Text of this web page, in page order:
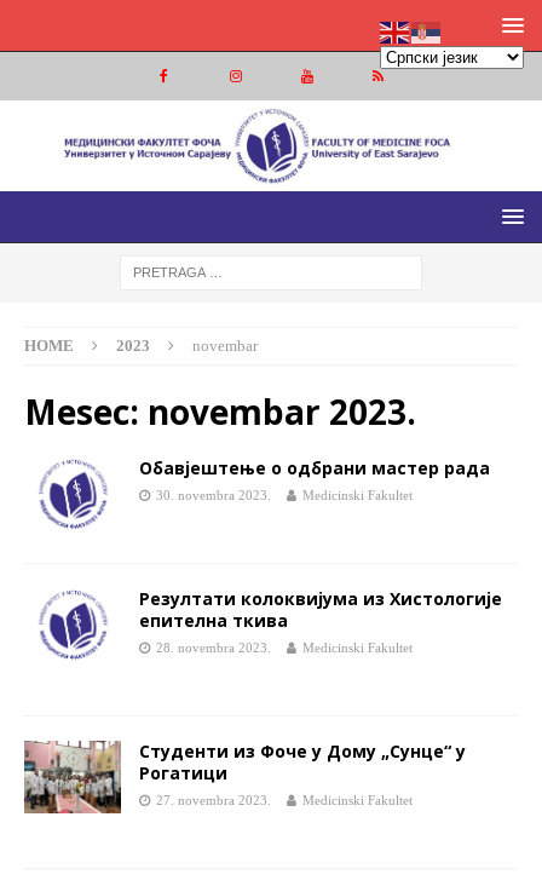
МЕДИЦИНСКИ ФАКУЛТЕТ ФОЧА
МЕДИЦИНСКИ ФАКУЛТЕТ УНИВЕРЗИТЕТА У ИСТОЧНОМ
HOME 2023 novembar
Mesec: novembar 2023.
Обавјештење о одбрани мастер рада
30. novembra 2023. Medicinski Fakultet
Резултати колоквијума из Хистологије
епителна ткива
28. novembra 2023. Medicinski Fakultet
Студенти из Фоче у Дому „Сунце“ у
Рогатици
27. novembra 2023. Medicinski Fakultet